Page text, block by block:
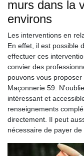
murs dans la
environs
Les interventions en
En effet, il est possible
effectuer ces
convier des
pouvons vous
Maçonnerie 59.
intéressant et
renseignements
directement. Il peut
nécessaire de payer de